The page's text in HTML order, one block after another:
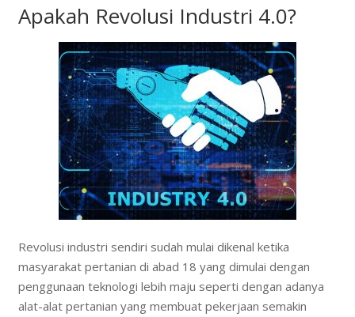
Apakah Revolusi Industri 4.0?
Revolusi industri sendiri sudah mulai dikenal ketika
masyarakat pertanian di abad 18 yang dimulai dengan
penggunaan teknologi lebih maju seperti dengan adanya
alat-alat pertanian yang membuat pekerjaan semakin